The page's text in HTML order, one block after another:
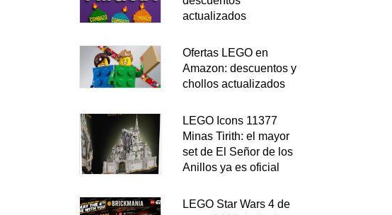
actualizados
Ofertas LEGO en
Amazon: descuentos y
chollos actualizados
LEGO Icons 11377
Minas Tirith: el mayor
set de El Señor de los
Anillos ya es oficial
LEGO Star Wars 4 de